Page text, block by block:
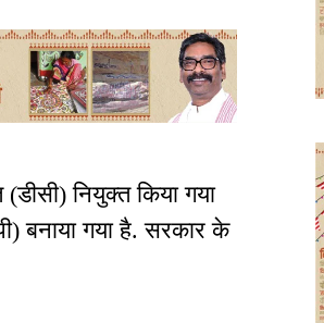
नियुक्त किया गया
बनाया गया है. सरकार के